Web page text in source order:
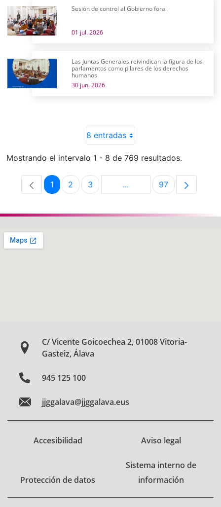
Sesión de control al Gobierno foral
01 jul. 2026
Las Juntas Generales reivindican la figura de los
parlamentos como pilares de los derechos
humanos
30 jun. 2026
8 entradas
Mostrando el intervalo 1 - 8 de 769 resultados.
Página
1 Página
2 Página
3 ...Páginas intermedias Use
Página
97
C/ Vicente Goicoechea 2, 01008 Vitoria-
Gasteiz, Álava
945 125 100
jjggalava@jjggalava.eus
Accesibilidad Aviso legal
Protección de datos
Sistema interno de
información